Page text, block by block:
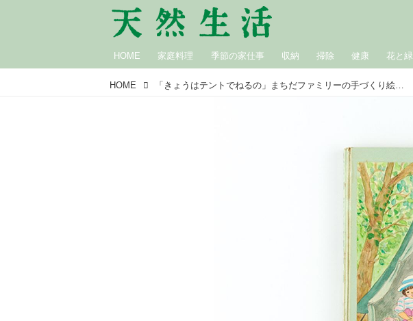
HOME 家庭料理 季節の家仕事 収納 掃除 健康 花と緑
HOME 「きょうはテントでねるの」まちだファミリーの手づくり絵本。忘れられない“家族キャンプ”の思い出／町田万里子さん